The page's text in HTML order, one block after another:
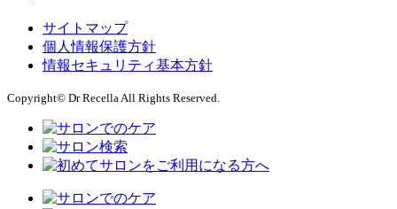
サイトマップ
個人情報保護方針
情報セキュリティ基本方針
Copyright© Dr Recella All Rights Reserved.